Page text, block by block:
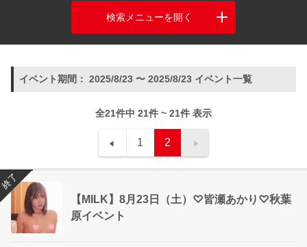
検索メニューを開く
イベント期間： 2025/8/23 〜 2025/8/23 イベント一覧
全21件中 21件 ~ 21件 表示
1 2
【MILK】8月23日（土）♡皆瀬あかり♡秋葉
原イベント
終了